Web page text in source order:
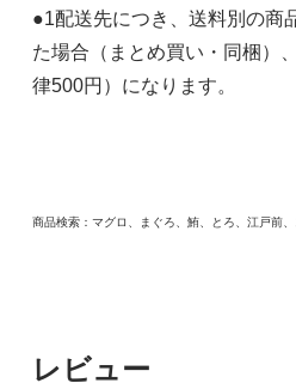
●1配送先につき、送料別の商
た場合（まとめ買い・同梱）
律500円）になります。
商品検索：マグロ、まぐろ、鮪、とろ、江戸前
レビュー